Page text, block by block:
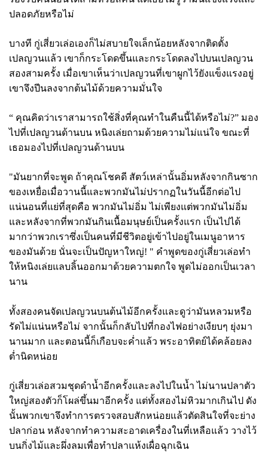
ปลอดภัยหรือไม่
บางที กู่เสี่ยวเล่อเองก็ไม่สบายใจเล็กน้อยหลังจากติดตั้ง
เปลญวนแล้ว เขาก็กระโดดขึ้นและกระโดดลงไปบนเปลญวน
สองสามครั้ง เมื่อเขาเห็นว่าเปลญวนที่เขาผูกไว้ยังแข็งแรงอยู่
เขาจึงปีนลงจากต้นไม้ด้วยความมั่นใจ
“ คุณคิดว่าเราสามารถใช้สิ่งที่คุณทำในคืนนี้ได้หรือไม่?” มอง
ไปที่เปลญวนด้านบน หนิงเล่ยถามด้วยความไม่แน่ใจ ขณะที่
เธอมองไปที่เปลญวนด้านบน
"มันยากที่จะพูด ถ้าคุณโชคดี สัตว์เหล่านั้นอิ่มหลังจากกินซาก
ของเหยื่อเมื่อวานนี้และพวกมันไม่ปรากฏในวันนี้อีกต่อไป
แน่นอนที่แย่ที่สุดคือ พวกมันไม่อิ่ม ไม่เพียงแต่พวกมันไม่อิ่ม
และหลังจากที่พวกมันกินเนื้อมนุษย์เป็นครั้งแรก เป็นไปได้
มากว่าพวกเราซึ่งเป็นคนที่มีชีวิตอยู่เข้าไปอยู่ในเมนูอาหาร
ของมันด้วย นั่นจะเป็นปัญหาใหญ่! " คำพูดของกู่เสี่ยวเล่อทำ
ให้หนิงเล่ยแลบลิ้นออกมาด้วยความตกใจ พูดไม่ออกเป็นเวลา
นาน
ทั้งสองคนจัดเปลญวนบนต้นไม้อีกครั้งและดูว่ามันหลวมหรือ
รัดไม่แน่นหรือไม่ จากนั้นก็กลับไปที่กองไฟอย่างเงียบๆ ยุ่งมา
นานมาก และตอนนี้ก็เกือบจะค่ำแล้ว พระอาทิตย์ได้คล้อยลง
ต่ำนิดหน่อย
กู่เสี่ยวเล่อสวมชุดดำน้ำอีกครั้งและลงไปในน้ำ ไม่นานปลาตัว
ใหญ่สองตัวก็โผล่ขึ้นมาอีกครั้ง แต่ทั้งสองไม่หิวมากเกินไป ดัง
นั้นพวกเขาจึงทำการตรวจสอบสักหน่อยแล้วตัดสินใจที่จะย่าง
ปลาก่อน หลังจากทำความสะอาดเครื่องในที่เหลือแล้ว วางไว้
บนกิ่งไม้และผึ่งลมเพื่อทำปลาแห้งเผื่อฉุกเฉิน